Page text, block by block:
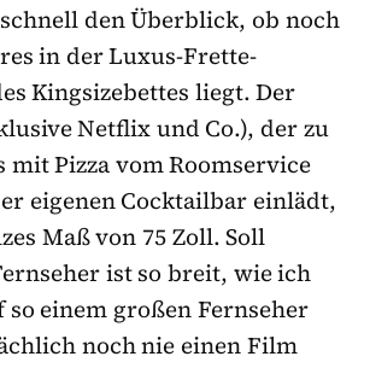
den Überblick, ob noch
in der Luxus-Frette-
Kingsizebettes liegt. Der
Netflix und Co.), der zu
Pizza vom Roomservice
eigenen Cocktailbar einlädt,
Maß von 75 Zoll. Soll
ist so breit, wie ich
einem großen Fernseher
noch nie einen Film